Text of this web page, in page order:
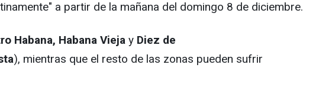
a partir de la mañana del domingo 8 de diciembre.
Habana, Habana Vieja y Diez de
), mientras que el resto de las zonas pueden sufrir